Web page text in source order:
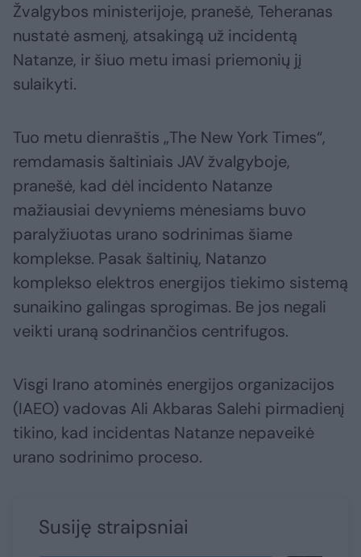
Žvalgybos ministerijoje, pranešė, Teheranas
nustatė asmenį, atsakingą už incidentą
Natanze, ir šiuo metu imasi priemonių jį
sulaikyti.
Tuo metu dienraštis „The New York Times“,
remdamasis šaltiniais JAV žvalgyboje,
pranešė, kad dėl incidento Natanze
mažiausiai devyniems mėnesiams buvo
paralyžiuotas urano sodrinimas šiame
komplekse. Pasak šaltinių, Natanzo
komplekso elektros energijos tiekimo sistemą
sunaikino galingas sprogimas. Be jos negali
veikti uraną sodrinančios centrifugos.
Visgi Irano atominės energijos organizacijos
(IAEO) vadovas Ali Akbaras Salehi pirmadienį
tikino, kad incidentas Natanze nepaveikė
urano sodrinimo proceso.
Susiję straipsniai